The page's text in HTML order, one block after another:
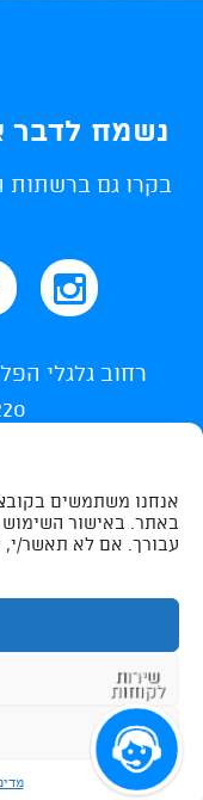
באתר. באישור
עבורך. אם לא תאשר/י,
נשמח לדבר
בקרו גם ברשתות
Photos By Tomer Avni | נגישות
שירות
לקוחות